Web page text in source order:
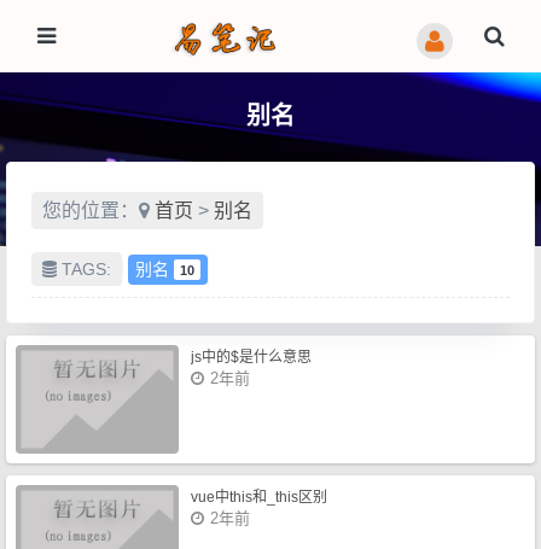
别名
您的位置： 首页 > 别名
TAGS: 别名 10
js中的$是什么意思
2年前
vue中this和_this区别
2年前